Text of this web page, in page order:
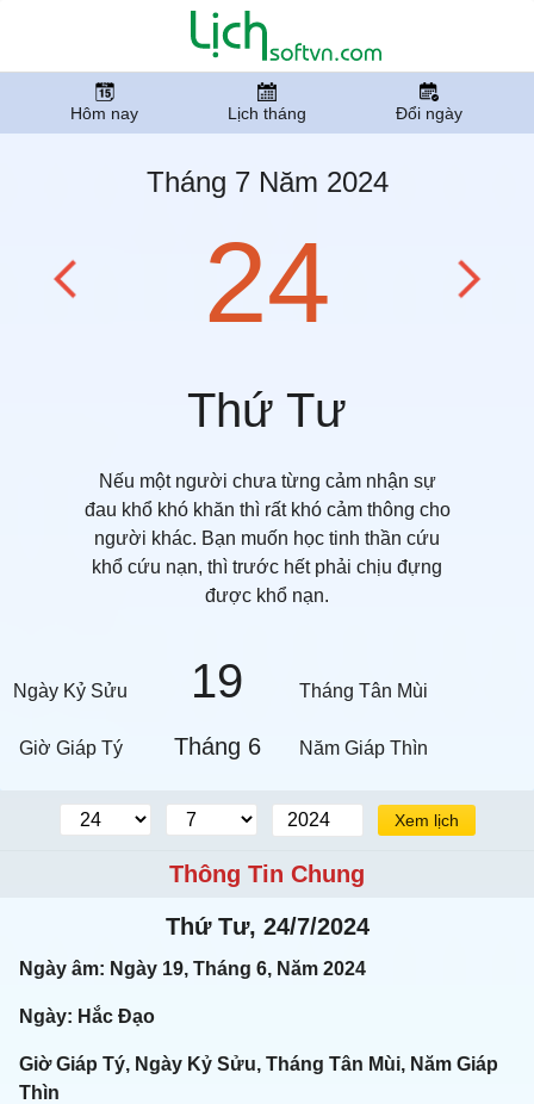
Hôm nay Lịch tháng Đổi ngày
Tháng 7 Năm 2024
24
Thứ Tư
Nếu một người chưa từng cảm nhận sự
đau khổ khó khăn thì rất khó cảm thông cho
người khác. Bạn muốn học tinh thần cứu
khổ cứu nạn, thì trước hết phải chịu đựng
được khổ nạn.
Ngày Kỷ Sửu 19 Tháng Tân Mùi
Giờ Giáp Tý Tháng 6 Năm Giáp Thìn
Xem lịch
Thông Tin Chung
Thứ Tư, 24/7/2024
Ngày âm: Ngày 19, Tháng 6, Năm 2024
Ngày: Hắc Đạo
Giờ Giáp Tý, Ngày Kỷ Sửu, Tháng Tân Mùi, Năm Giáp
Thìn